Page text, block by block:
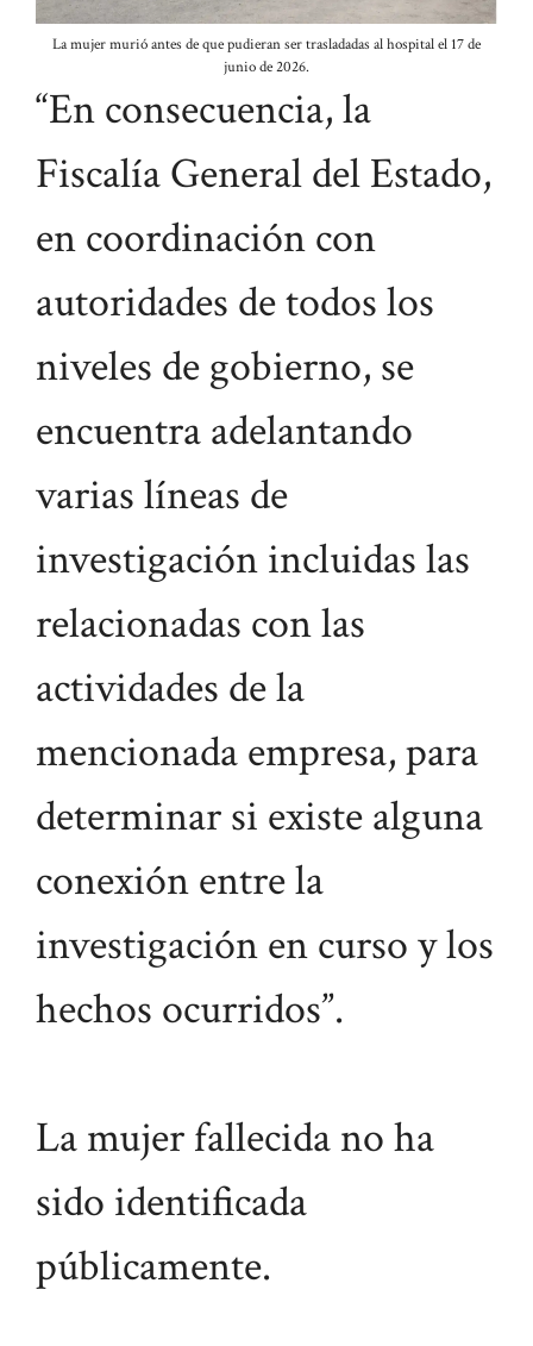
La mujer murió antes de que pudieran ser trasladadas al hospital el 17 de
junio de 2026.
“En consecuencia, la
Fiscalía General del Estado,
en coordinación con
autoridades de todos los
niveles de gobierno, se
encuentra adelantando
varias líneas de
investigación incluidas las
relacionadas con las
actividades de la
mencionada empresa, para
determinar si existe alguna
conexión entre la
investigación en curso y los
hechos ocurridos”.
La mujer fallecida no ha
sido identificada
públicamente.